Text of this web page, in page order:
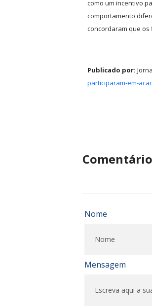
como um incentivo
comportamento
concordaram que
Publicado por:
participaram-em-
Nome
Mensagem